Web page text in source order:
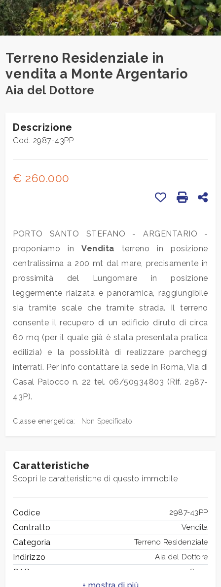
1 / 7
Terreno Residenziale in
vendita a Monte Argentario
Aia del Dottore
Descrizione
Cod. 2987-43PP
€ 260.000
Stampa:
Preferiti: Cod.
PORTO SANTO STEFANO - ARGENTARIO -
proponiamo inVendita terreno in posizione
centralissima a 200 mt dal mare, precisamente in
prossimità del Lungomare in posizione
leggermente rialzata e panoramica, raggiungibile
sia tramite scale che tramite strada. Il terreno
consente il recupero di un edificio diruto di circa
60 mq (per il quale già è stata presentata pratica
edilizia) e la possibilità di realizzare parcheggi
interrati. Per info contattare la sede in Roma, Via di
Casal Palocco n. 22 tel. 06/50934803 (Rif. 2987-
43P).
Classe energetica: Non Specificato
Caratteristiche
Scopri le caratteristiche di questo immobile
Codice 2987-43PP
Contratto Vendita
Categoria Terreno Residenziale
Indirizzo Aia del Dottore
CAP 58019
Provincia
Comune
Tipologia
Commerciali
Industriali
Terreni
Prezzo
Locali
minimi